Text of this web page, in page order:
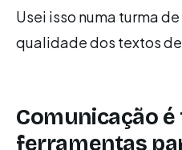
Usei isso numa turma
qualidade dos textos
Comunicação
ferramentas